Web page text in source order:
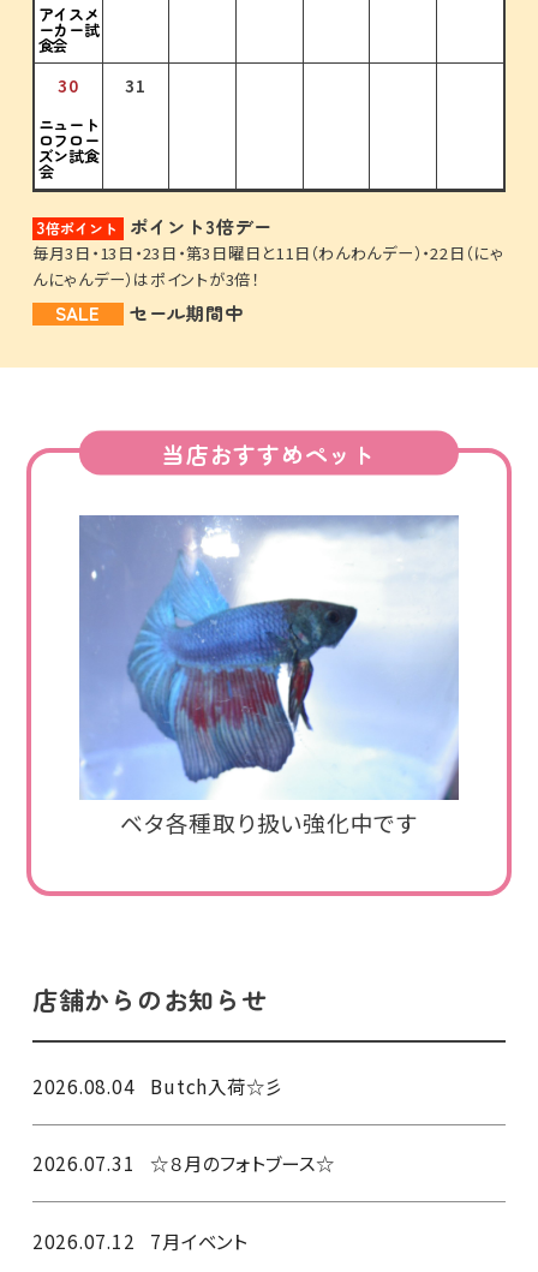
アイスメ
ーカー試
食会
30
ニュート
ロフロー
ズン試食
会
31
3倍ポイント ポイント3倍デー
毎月3日・13日・23日・第3日曜日と11日（わんわんデー）・22日（にゃ
んにゃんデー）はポイントが3倍！
SALE セール期間中
当店おすすめペット
ベタ各種取り扱い強化中です
店舗からのお知らせ
2026.08.04 Butch入荷☆彡
2026.07.31 ☆８月のフォトブース☆
2026.07.12 7月イベント